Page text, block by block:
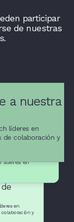
participar
de nuestras
en
colaboración y
a nuestra
líderes en
de colaboración y
líderes en